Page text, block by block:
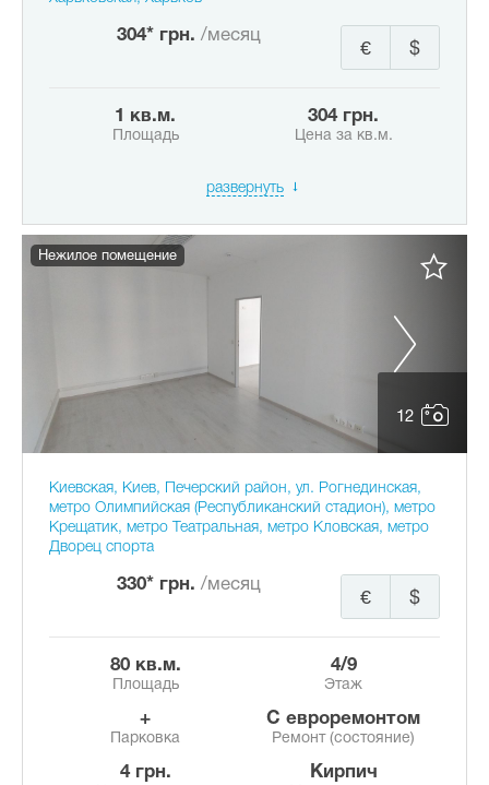
304* грн. /месяц
$
€
1 кв.м.
Площадь
304 грн.
Цена за кв.м.
развернуть
12
Нежилое помещение
Киевская, Киев, Печерский район, ул. Рогнединская,
метро Олимпийская (Республиканский стадион), метро
Крещатик, метро Театральная, метро Кловская, метро
Дворец спорта
330* грн. /месяц
$
€
80 кв.м.
Площадь
4/9
Этаж
+
Парковка
с евроремонтом
Ремонт (состояние)
4 грн. Кирпич